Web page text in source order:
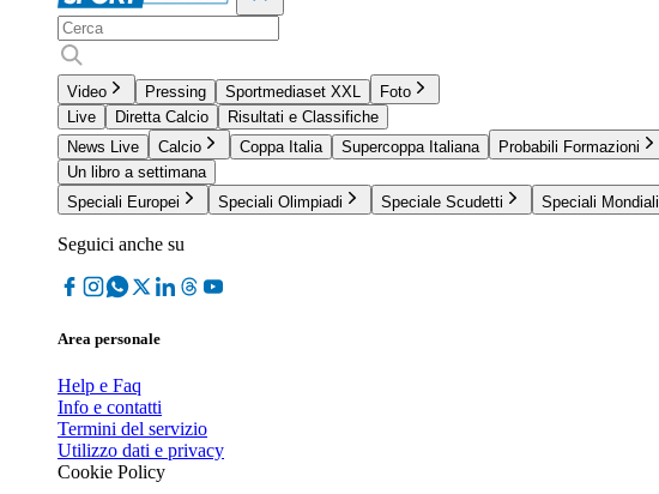
Video Pressing Sportmediaset XXL
Foto
Live
Diretta Calcio
Risultati e Classifiche
News Live
Calcio Coppa Italia Supercoppa Italiana Probabili Formazioni
Un libro a settimana
Speciali Europei
Speciali Olimpiadi Speciale Scudetti Speciali Mondiali
Seguici anche su
Area personale
Help e Faq
Info e contatti
Termini del servizio
Utilizzo dati e privacy
Cookie Policy